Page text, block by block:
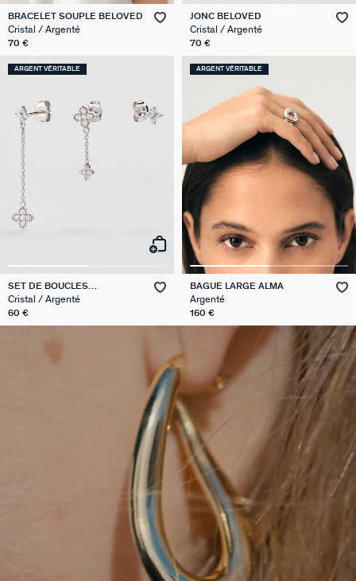
BRACELET SOUPLE BELOVED
Cristal / Argenté
70 €
JONC BELOVED
Cristal / Argenté
70 €
ARGENT VÉRITABLE
SET DE BOUCLES
D'OREILLES BELOVED MIX &
MATCH
Cristal / Argenté
60 €
ARGENT VÉRITABLE
BAGUE LARGE ALMA
Argenté
160 €